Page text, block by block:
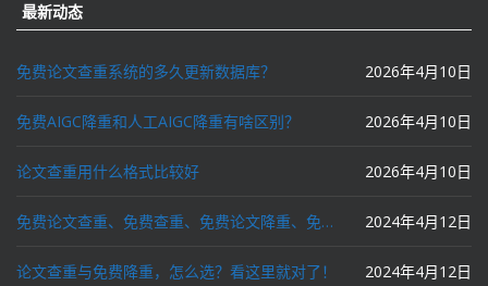
最新动态
免费论文查重系统的多久更新数据库？ 2026年4月10日
免费AIGC降重和人工AIGC降重有啥区别？ 2026年4月10日
论文查重用什么格式比较好 2026年4月10日
免费论文查重、免费查重、免费论文降重、免费降重、智能降重、一键降重、降低AIGC写作率、AI写论文，这些名词你了解吗？ 2024年4月12日
论文查重与免费降重，怎么选？看这里就对了！ 2024年4月12日